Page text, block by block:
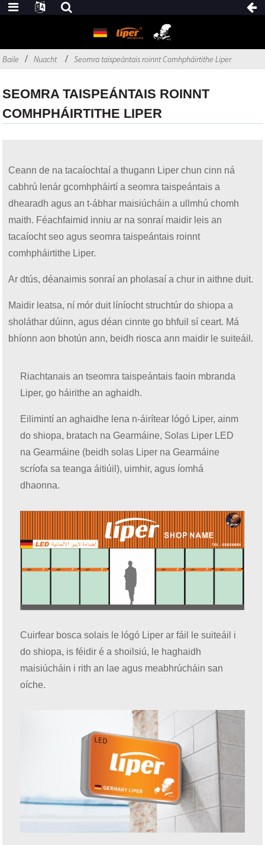
Baile Nuacht Seomra taispeántais roinnt Comhpháirtithe Liper
SEOMRA TAISPEÁNTAIS ROINNT
COMHPHÁIRTITHE LIPER
Ceann de na tacaíochtaí a thugann Liper chun cinn ná
cabhrú lenár gcomhpháirtí a seomra taispeántais a
dhearadh agus an t-ábhar maisiúcháin a ullmhú chomh
maith. Féachfaimid inniu ar na sonraí maidir leis an
tacaíocht seo agus seomra taispeántais roinnt
comhpháirtithe Liper.
Ar dtús, déanaimis sonraí an pholasaí a chur in aithne duit.
Maidir leatsa, ní mór duit líníocht struchtúr do shiopa a
sholáthar dúinn, agus déan cinnte go bhfuil sí ceart. Má
bhíonn aon bhotún ann, beidh riosca ann maidir le suiteáil.
Riachtanais an tseomra taispeántais faoin mbranda
Liper, go háirithe an aghaidh.
Eilimintí an aghaidhe lena n-áirítear lógó Liper, ainm
do shiopa, bratach na Gearmáine, Solas Liper LED
na Gearmáine (beidh solas Liper na Gearmáine
scríofa sa teanga áitiúil), uimhir, agus íomhá
dhaonna.
Cuirfear bosca solais le lógó Liper ar fáil le suiteáil i
do shiopa, is féidir é a shoilsiú, le haghaidh
maisiúcháin i rith an lae agus meabhrúcháin san
oíche.